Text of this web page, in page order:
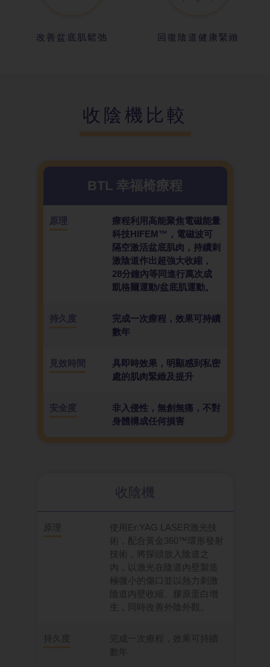
改善盆底肌鬆弛 回復陰道健康緊緻
收陰機比較
BTL 幸福椅療程
原理
療程利用高能聚焦電磁能量
科技HIFEM™，電磁波可
隔空激活盆底肌肉，持續刺
激陰道作出超強大收縮，
28分鐘內等同進行萬次成
凱格爾運動/盆底肌運動。
持久度
完成一次療程，效果可持續
數年
見效時間
具即時效果，明顯感到私密
處的肌肉緊緻及提升
安全度
非入侵性，無創無痛，不對
身體構成任何損害
收陰機
原理
使用Er:YAG LASER激光技
術，配合黃金360™環形發射
技術，將探頭放入陰道之
內，以激光在陰道內壁製造
極微小的傷口並以熱力刺激
陰道內壁收縮、膠原蛋白增
生，同時改善外陰外觀。
持久度
完成一次療程，效果可持續
數年